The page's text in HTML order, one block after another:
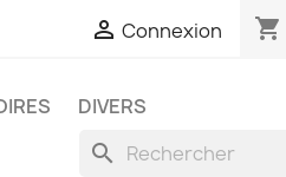
 Connexion shopping_cart
DIVERS
search